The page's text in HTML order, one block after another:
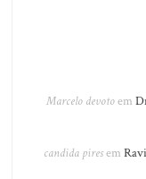
Marcelo devotoem
candida piresem